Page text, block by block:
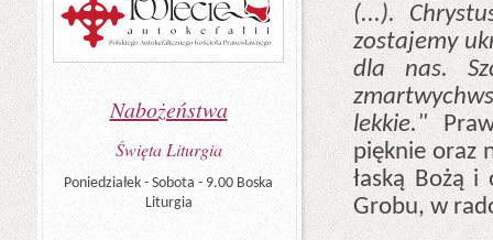
Nabożeństwa
Święta Liturgia
Poniedziałek - Sobota - 9.00 Boska
Liturgia
(...).
zostajemy
dla nas.
lekkie."
pięknie oraz
łaską Bożą
Grobu, w